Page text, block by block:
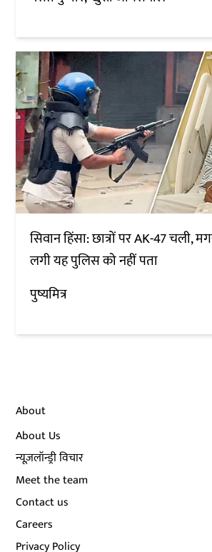
सिवान हिंसा: छात्रों पर AK-47 चली,
लगी यह पुलिस को नहीं पता
पुष्यमित्र
About
About Us
न्यूज़लॉन्ड्री विचार
Meet the team
Contact us
Careers
Privacy Policy